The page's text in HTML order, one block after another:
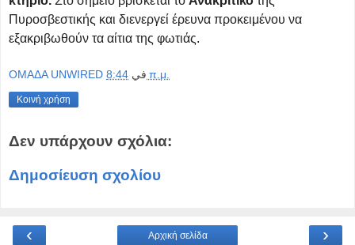
Πυροσβεστικής και διενεργεί έρευνα προκειμένου να
εξακριβωθούν τα αίτια της φωτιάς.
OMAΔΑ UNWIRED في 8:44 π.μ.
Κοινή χρήση
Δεν υπάρχουν σχόλια:
Δημοσίευση σχολίου
‹ ›
Αρχική σελίδα